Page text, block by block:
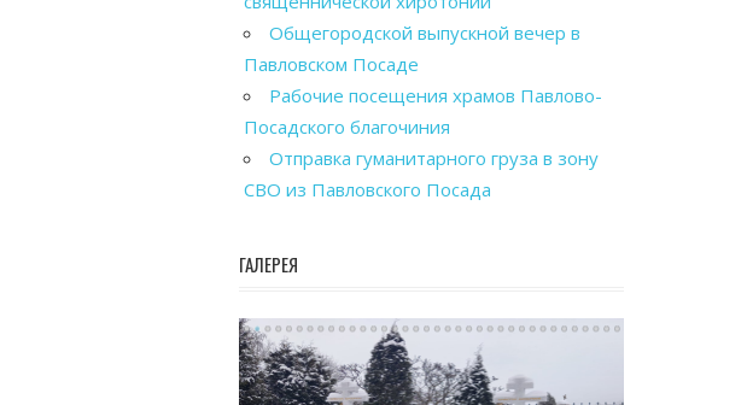
Общегородской выпускной вечер в
Павловском Посаде
Рабочие посещения храмов Павлово-
Посадского благочиния
Отправка гуманитарного груза в зону
СВО из Павловского Посада
ГАЛЕРЕЯ